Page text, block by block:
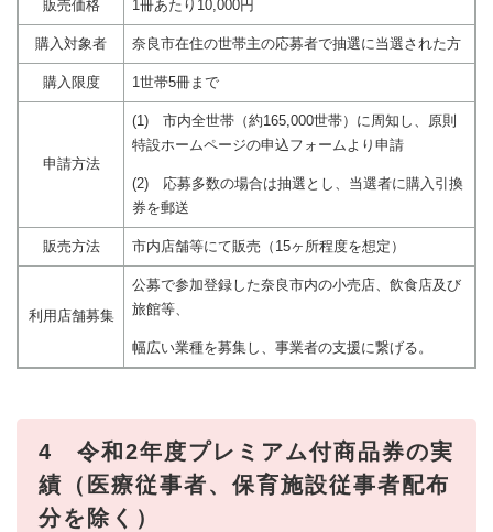
販売価格 1冊あたり10,000円
購入対象者 奈良市在住の世帯主の応募者で抽選に当選された方
購入限度 1世帯5冊まで
申請方法
(1) 市内全世帯（約165,000世帯）に周知し、原則
特設ホームページの申込フォームより申請
(2) 応募多数の場合は抽選とし、当選者に購入引換
券を郵送
販売方法 市内店舗等にて販売（15ヶ所程度を想定）
利用店舗募集
公募で参加登録した奈良市内の小売店、飲食店及び
旅館等、
幅広い業種を募集し、事業者の支援に繋げる。
4 令和2年度プレミアム付商品券の実
績（医療従事者、保育施設従事者配布
分を除く）